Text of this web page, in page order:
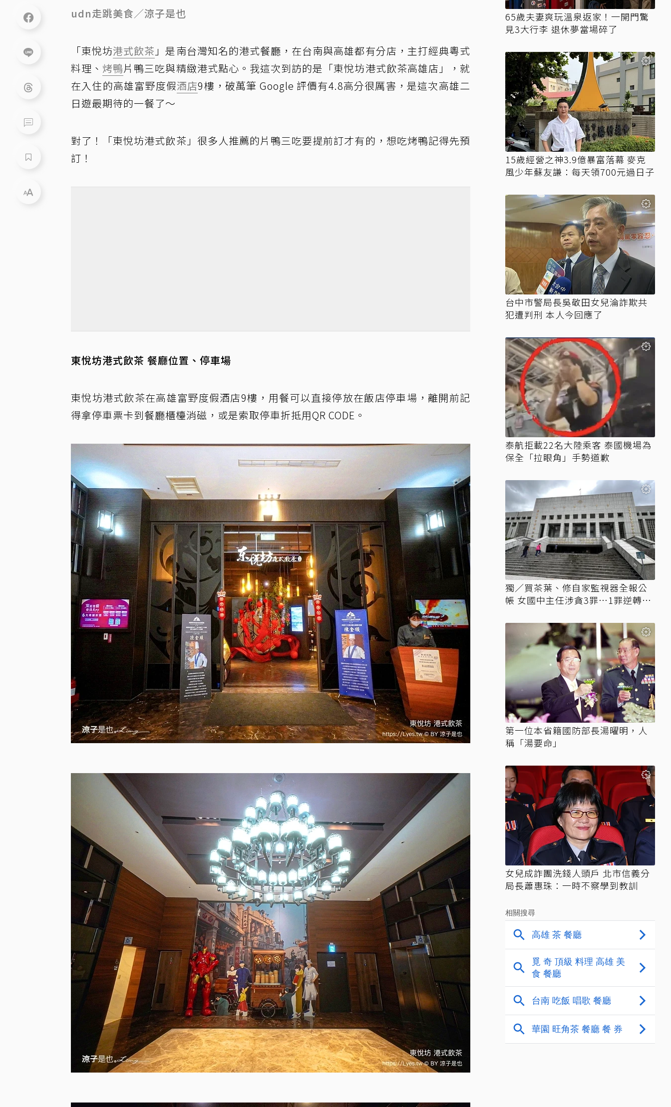
udn走跳美食／涼子是也
「東悅坊港式飲茶 」是南台灣知名的港式餐廳，在台南與高雄都有分店，主打經典粵式
料理、 烤鴨片鴨三吃與精緻港式點心。我這次到訪的是「東悅坊港式飲茶高雄店」，就
在入住的高雄富野度假酒店9樓，破萬筆 Google 評價有4.8高分很厲害，是這次高雄二
日遊最期待的一餐了～
對了！「東悅坊港式飲茶」很多人推薦的片鴨三吃要提前訂才有的，想吃烤鴨記得先預
訂！
東悅坊港式飲茶 餐廳位置、停車場
東悅坊港式飲茶在高雄富野度假酒店9樓，用餐可以直接停放在飯店停車場，離開前記
得拿停車票卡到餐廳櫃檯消磁，或是索取停車折抵用QR CODE。
65歲夫妻爽玩溫泉返家！一開門驚
見3大行李 退休夢當場碎了
15歲經營之神3.9億暴富落幕 麥克
風少年蘇友謙：每天領700元過日子
台中市警局長吳敬田女兒淪詐欺共
犯遭判刑 本人今回應了
泰航拒載22名大陸乘客 泰國機場為
保全「拉眼角」手勢道歉
獨／買茶葉、修自家監視器全報公
帳 女國中主任涉貪3罪…1罪逆轉無
第一位本省籍國防部長湯曜明，人
稱「湯要命」
女兒成詐團洗錢人頭戶 北市信義分
局長蕭惠珠：一時不察學到教訓